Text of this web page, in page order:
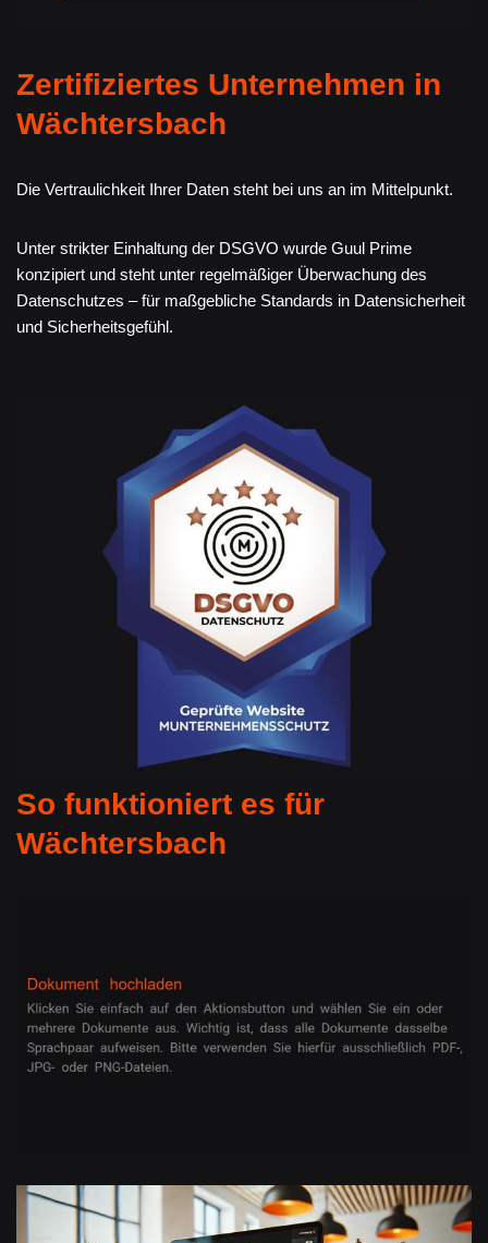
Zertifiziertes Unternehmen in
Wächtersbach
Die Vertraulichkeit Ihrer Daten steht bei uns an im Mittelpunkt.
Unter strikter Einhaltung der DSGVO wurde Guul Prime
konzipiert und steht unter regelmäßiger Überwachung des
Datenschutzes – für maßgebliche Standards in Datensicherheit
und Sicherheitsgefühl.
So funktioniert es für
Wächtersbach